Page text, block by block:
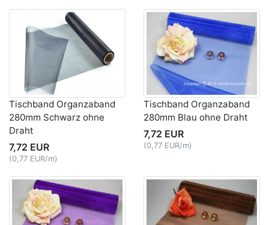
Tischband Organzaband
280mm Schwarz ohne
Draht
7,72 EUR
(0,77 EUR/m)
Tischband Organzaband
280mm Blau ohne Draht
7,72 EUR
(0,77 EUR/m)